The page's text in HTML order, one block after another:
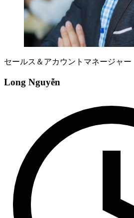
セールス＆アカウントマネージャー
Long Nguyễn